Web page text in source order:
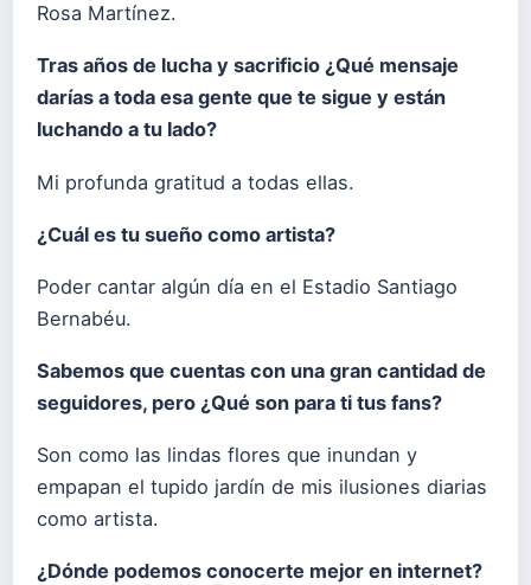
Rosa Martínez.
Tras años de lucha y sacrificio ¿Qué mensaje
darías a toda esa gente que te sigue y están
luchando a tu lado?
Mi profunda gratitud a todas ellas.
¿Cuál es tu sueño como artista?
Poder cantar algún día en el Estadio Santiago
Bernabéu.
Sabemos que cuentas con una gran cantidad de
seguidores, pero ¿Qué son para ti tus fans?
Son como las lindas flores que inundan y
empapan el tupido jardín de mis ilusiones diarias
como artista.
¿Dónde podemos conocerte mejor en internet?